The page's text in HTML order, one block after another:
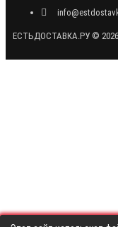
ЕСТЬДОСТАВКА.РУ © 2026